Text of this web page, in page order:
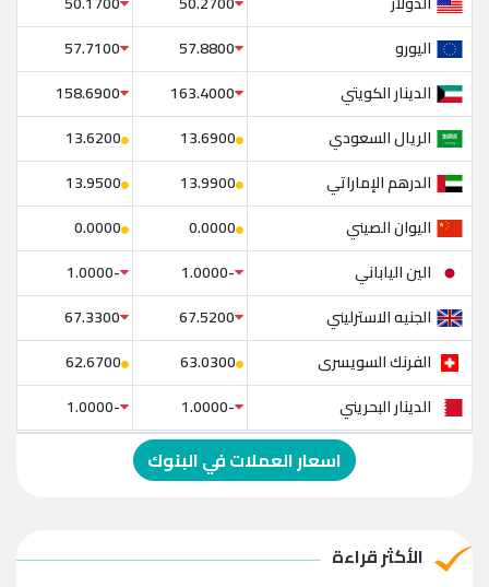
اليورو
57.8800
57.7100
الدينار الكويتي
163.4000
158.6900
الريال السعودي
13.6900
13.6200
الدرهم الإماراتي
13.9900
13.9500
اليوان الصيني
0.0000
0.0000
الين الياباني
-1.0000
-1.0000
الجنيه الاسترليني
67.5200
67.3300
الفرنك السويسرى
63.0300
62.6700
الدينار البحريني
-1.0000
-1.0000
الدولار الإسترالي
-1.0000
الريال القطري
اسعار العملات في البنوك
الأكثر قراءة